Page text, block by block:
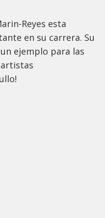
Reyes esta
en su carrera. Su
ejemplo para las